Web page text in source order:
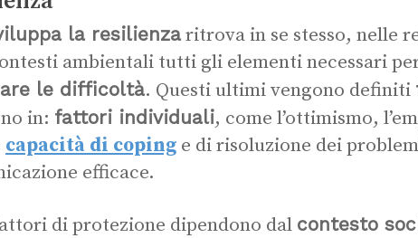
la resilienzaritrova in se stesso, nelle
ambientali tutti gli elementi necessari
le difficoltà. Questi ultimi vengono definiti
in: fattori individuali, come l’ottimismo,
capacità di coping e di risoluzione dei
efficace.
di protezione dipendono dal contesto